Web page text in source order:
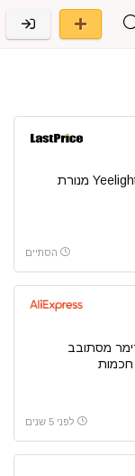
Yeelight Meteorite מנורת
הסתיים
מסתובב
לפני 5 שנים